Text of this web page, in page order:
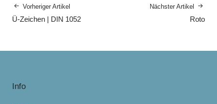
Vorheriger Artikel
Ü-Zeichen | DIN 1052
Nächster Artikel
Roto
Info